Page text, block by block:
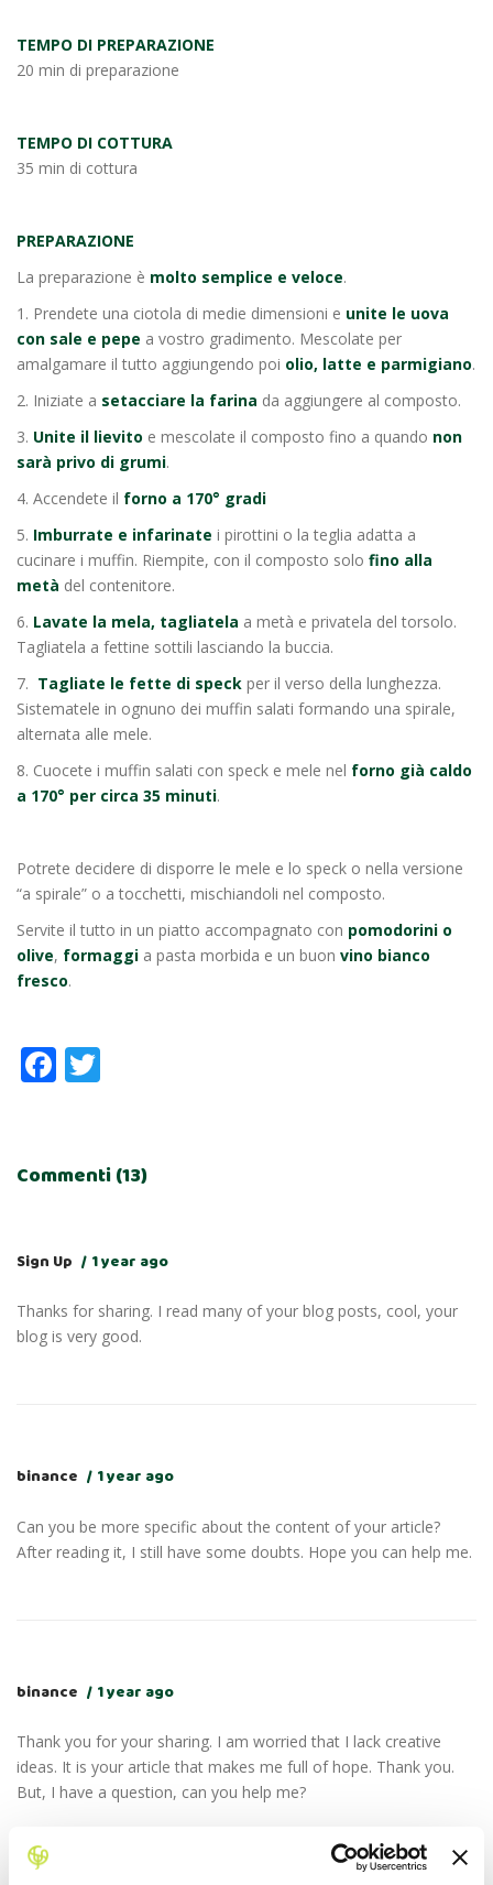
TEMPO DI PREPARAZIONE
20 min di preparazione
TEMPO DI COTTURA
35 min di cottura
PREPARAZIONE
La preparazione è molto semplice e veloce.
1. Prendete una ciotola di medie dimensioni e unite le uova
con sale e pepe a vostro gradimento. Mescolate per
amalgamare il tutto aggiungendo poi olio, latte e parmigiano.
2. Iniziate a setacciare la farina da aggiungere al composto.
3. Unite il lievito e mescolate il composto fino a quando non
sarà privo di grumi.
4. Accendete il forno a 170° gradi
5. Imburrate e infarinate i pirottini o la teglia adatta a
cucinare i muffin. Riempite, con il composto solo fino alla
metà del contenitore.
6. Lavate la mela, tagliatela a metà e privatela del torsolo.
Tagliatela a fettine sottili lasciando la buccia.
7. Tagliate le fette di speck per il verso della lunghezza.
Sistematele in ognuno dei muffin salati formando una spirale,
alternata alle mele.
8. Cuocete i muffin salati con speck e mele nel forno già caldo
a 170° per circa 35 minuti.
Potrete decidere di disporre le mele e lo speck o nella versione
“a spirale” o a tocchetti, mischiandoli nel composto.
Servite il tutto in un piatto accompagnato con pomodorini o
olive, formaggi a pasta morbida e un buon vino bianco
fresco.
Facebook
Commenti (13)
Sign Up 1 year ago
Thanks for sharing. I read many of your blog posts, cool, your
blog is very good.
binance 1 year ago
Can you be more specific about the content of your article?
After reading it, I still have some doubts. Hope you can help me.
binance 1 year ago
Thank you for your sharing. I am worried that I lack creative
ideas. It is your article that makes me full of hope. Thank you.
But, I have a question, can you help me?